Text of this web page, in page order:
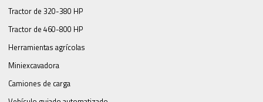
Tractor de 320-380 HP
Tractor de 460-800 HP
Herramientas agrícolas
Miniexcavadora
Camiones de carga